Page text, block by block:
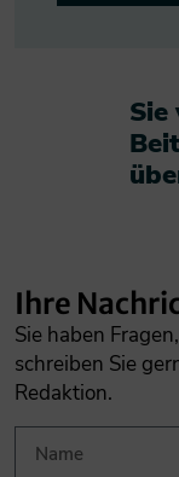
Sie
Ihre
Sie haben
schreiben Sie
Redaktion.